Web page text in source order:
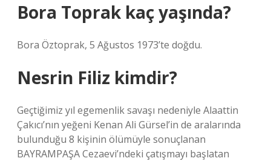
Bora Toprak kaç yaşında?
Bora Öztoprak, 5 Ağustos 1973’te doğdu.
Nesrin Filiz kimdir?
Geçtiğimiz yıl egemenlik savaşı nedeniyle Alaattin
Çakıcı’nın yeğeni Kenan Ali Gürsel’in de aralarında
bulunduğu 8 kişinin ölümüyle sonuçlanan
BAYRAMPAŞA Cezaevi’ndeki çatışmayı başlatan